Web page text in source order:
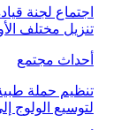
اجتماع لجنة
تنزيل مختلف
أحداث مجتمع
لتوسيع الولوج